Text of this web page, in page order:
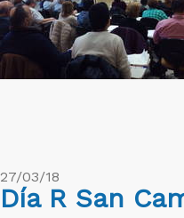
27/03/18
Día R San